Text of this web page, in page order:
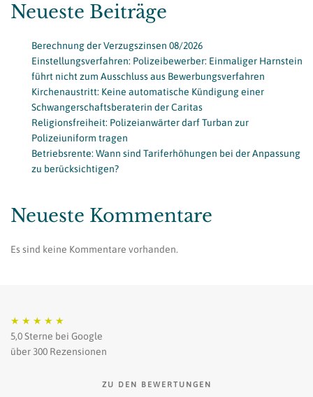
Neueste Beiträge
Berechnung der Verzugszinsen 08/2026
Einstellungsverfahren: Polizeibewerber: Einmaliger Harnstein
führt nicht zum Ausschluss aus Bewerbungsverfahren
Kirchenaustritt: Keine automatische Kündigung einer
Schwangerschaftsberaterin der Caritas
Religionsfreiheit: Polizeianwärter darf Turban zur
Polizeiuniform tragen
Betriebsrente: Wann sind Tariferhöhungen bei der Anpassung
zu berücksichtigen?
Neueste Kommentare
Es sind keine Kommentare vorhanden.
★ ★ ★ ★ ★
5,0 Sterne bei Google
über 300 Rezensionen
ZU DEN BEWERTUNGEN